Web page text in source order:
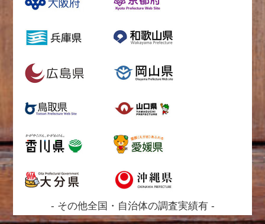
- その他全国・自治体の調査実績有 -